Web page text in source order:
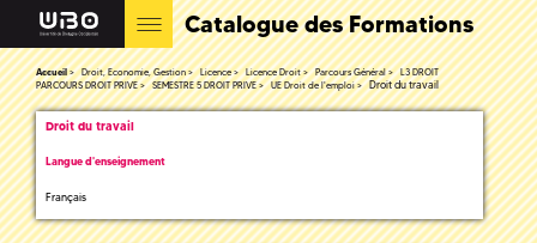
Catalogue des Formations
Accueil Droit, Economie, Gestion Licence Licence Droit Parcours Général
L3 DROIT
PARCOURS DROIT PRIVE
SEMESTRE 5 DROIT PRIVE UE Droit de l'emploi Droit du travail
Droit du travail
Langue d'enseignement
Français